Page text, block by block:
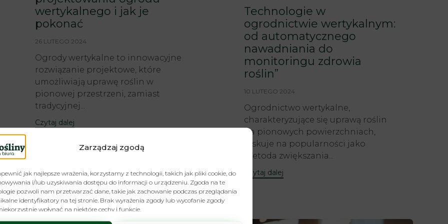
Zarządzaj zgodą
jak najlepsze wrażenia, korzystamy z technologii, takich jak pliki cookie, do
i/lub uzyskiwania dostępu do informacji o urządzeniu. Zgoda na te
pozwoli nam przetwarzać dane, takie jak zachowanie podczas przeglądania
identyfikatory na tej stronie. Brak wyrażenia zgody lub wycofanie zgody
wpłynąć na niektóre cechy i funkcje.
wertykalnego i jak je
pokonać
26 LUTEGO 2024
Ogrody wertykalne to innowacyjne
rozwiązanie projektowe, które
umożliwiają uprawę roślin w
pionowej przestrzeni, zamiast
tradycyjnej...
Czytaj dalej
Technologie w
ogrodnictwie wertykalnym:
od automatycznego
nawadniania do
monitoringu zdrowia
roślin”
10 LUTEGO 2024
Ogrodnictwo wertykalne,
charakteryzujące się uprawą roślin
na pionowych powierzchniach,
zyskuje na popularności jako
metoda zwiększania...
Czytaj dalej